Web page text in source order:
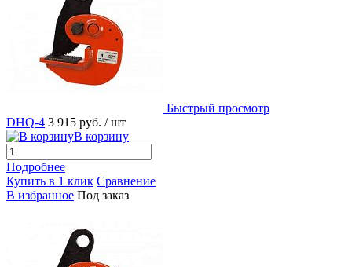
Быстрый просмотр
DHQ-4 3 915 руб. / шт
В корзину
Подробнее
Купить в 1 клик Сравнение
В избранное Под заказ